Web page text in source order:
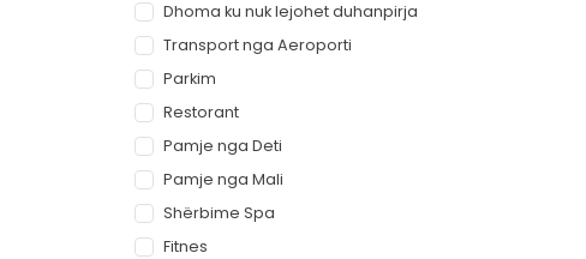
Dhoma ku nuk lejohet duhanpirja
Transport nga Aeroporti
Parkim
Restorant
Pamje nga Deti
Pamje nga Mali
Shërbime Spa
Fitnes